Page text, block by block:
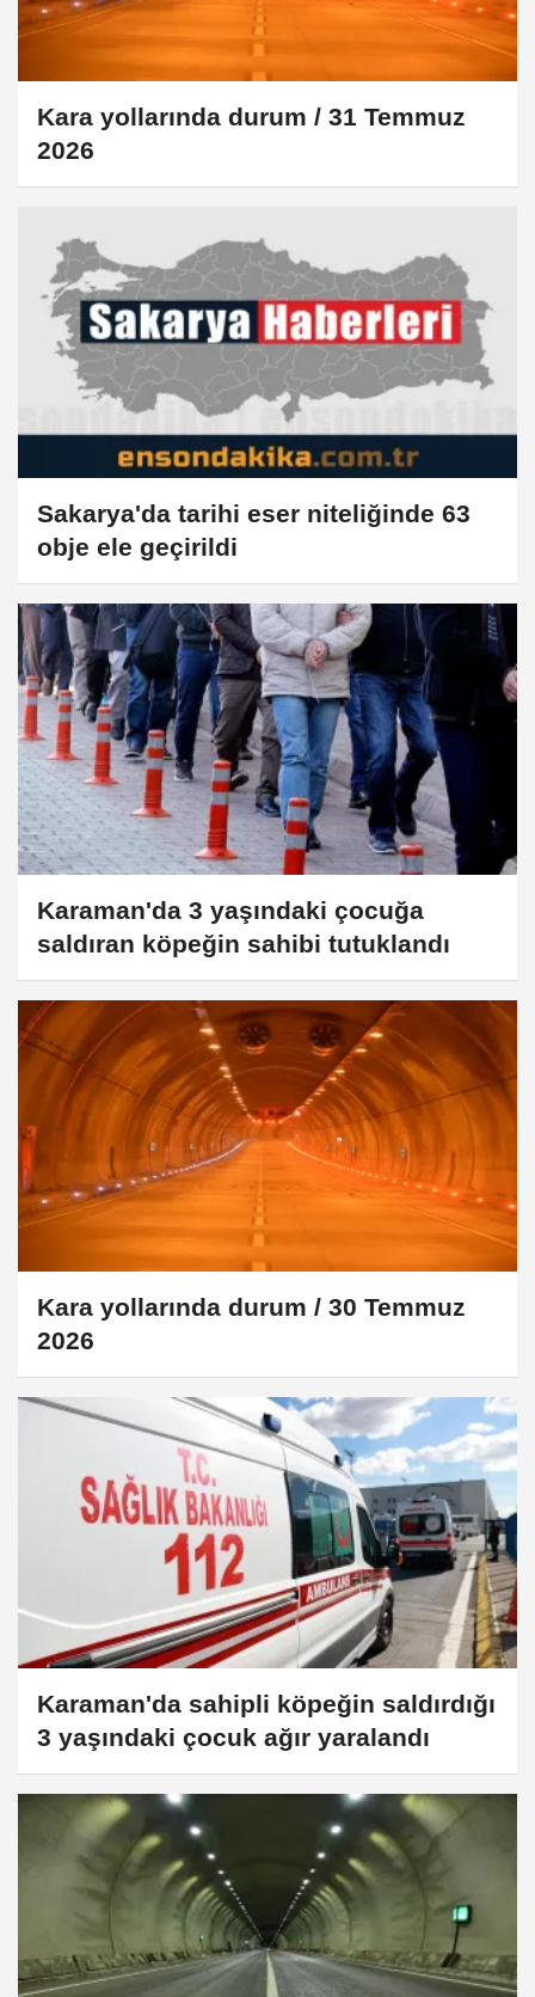
Kara yollarında durum / 31 Temmuz
2026
Sakarya'da tarihi eser niteliğinde 63
obje ele geçirildi
Karaman'da 3 yaşındaki çocuğa
saldıran köpeğin sahibi tutuklandı
Kara yollarında durum / 30 Temmuz
2026
Karaman'da sahipli köpeğin saldırdığı
3 yaşındaki çocuk ağır yaralandı